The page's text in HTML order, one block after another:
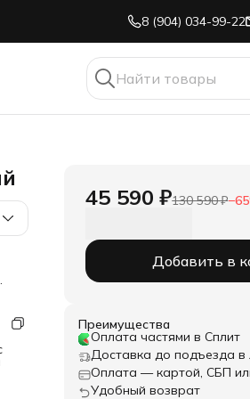
8 (904) 034-99-22
45 590 ₽130 590 ₽−65
Добавить в
Преимущества
Оплата частями в Сплит
Доставка до подъезда
Оплата — картой, СБП
Удобный возврат